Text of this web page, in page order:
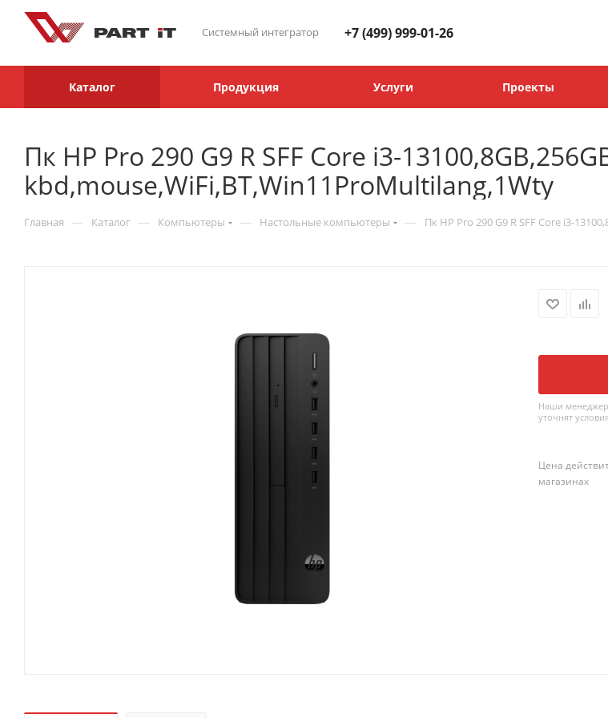
Системный интегратор +7 (499) 999-01-26
Каталог Продукция Услуги Проекты
Пк HP Pro 290 G9 R SFF Core i3-
kbd,mouse,WiFi,BT,Win11ProMultilang,1Wty
Главная — Каталог — Компьютеры — Настольные компьютеры — Пк HP Pro 290 G9 R SFF Core i3-
Наши
уточнят
Цена
магазинах